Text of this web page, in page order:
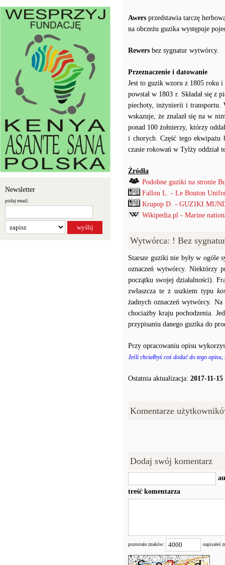
Newsletter
podaj email:
Awers przedstawia tarczę
na obrzeżu guzika występuje
Rewers bez sygnatur wytwórcy.
Przeznaczenie i datowanie
Jest to guzik wzoru z 1805 roku
powstał w 1803 r. Składał się z
piechoty, inżynierii i transportu.
wskazuje, że znalazł się na w
ponad 100 żołnierzy, którzy
i chorych. Część tego ekwipażu
czasie rokowań w Tylży oddział
Źródła
Podobne guziki na stronie
Fallou L. - Le Bouton
Krupop D. - GUZIKI
Wikipedia.pl - Marine
Wytwórca: ! Bez
Starsze guziki nie były w ogóle
oznaczeń wytwórcy. Niektórzy
początku swojej działalności).
zwłaszcza te z uszkiem typu
żadnych oznaczeń wytwórcy.
chociażby kraju pochodzenia.
przypisaniu danego guzika do
Przy opracowaniu opisu
Jeśli chciałbyś coś dodać do tego
Ostatnia aktualizacja: 2017-11-15
Komentarze
Dodaj swój komentarz
treść komentarza
pozostało znaków: napisałeś